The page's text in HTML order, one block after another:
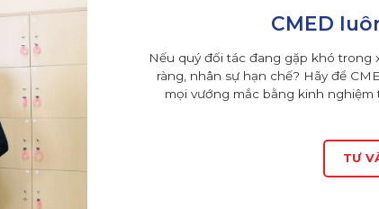
CMED
Nếu quý đối tác đang gặp khó trong
ràng, nhân sự hạn chế? Hãy để
mọi vướng mắc bằng kinh
TƯ